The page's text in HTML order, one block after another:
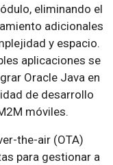
eliminando el
adicionales
y espacio.
aplicaciones se
Oracle Java en
de desarrollo
móviles.
the-air (OTA)
para gestionar a